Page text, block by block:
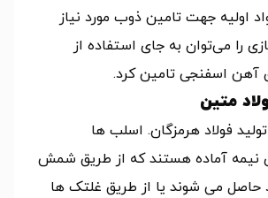
اولیه جهت تامین ذوب مورد نیاز
را می‌توان به جای استفاده از
آهن اسفنجی تامین کرد.
متین
تولید فولاد هرمزگان. اسلب ها
نیمه آماده هستند که از طریق شمش
حاصل می شوند یا از طریق غلتک ها